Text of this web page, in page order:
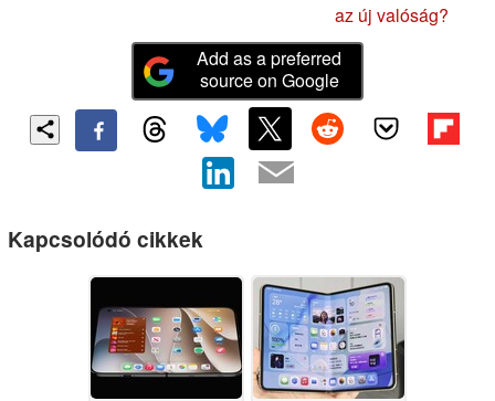
az új valóság?
Add as a preferred
source on Google
Kapcsolódó cikkek